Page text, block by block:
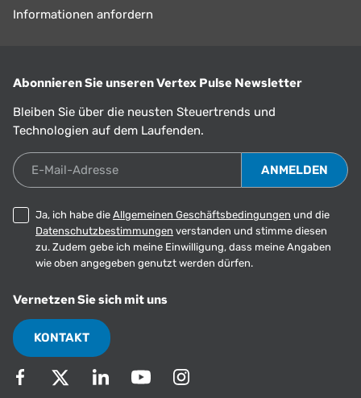
Informationen anfordern
Abonnieren Sie unseren Vertex Pulse Newsletter
Bleiben Sie über die neusten Steuertrends und
Technologien auf dem Laufenden.
E-Mail-Adresse
Ja, ich habe die Allgemeinen Geschäftsbedingungen und die
Datenschutzbestimmungen verstanden und stimme diesen
zu. Zudem gebe ich meine Einwilligung, dass meine Angaben
wie oben angegeben genutzt werden dürfen.
Vernetzen Sie sich mit uns
KONTAKT